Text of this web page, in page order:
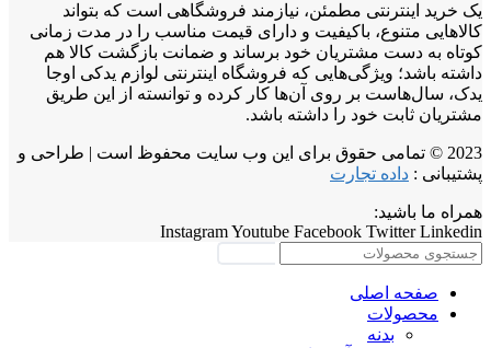
یک خرید اینترنتی مطمئن، نیازمند فروشگاهی است که بتواند
کالاهایی متنوع، باکیفیت و دارای قیمت مناسب را در مدت زمانی
کوتاه به دست مشتریان خود برساند و ضمانت بازگشت کالا هم
داشته باشد؛ ویژگی‌هایی که فروشگاه اینترنتی لوازم یدکی اوجا
یدک، سال‌هاست بر روی آن‌ها کار کرده و توانسته از این طریق
مشتریان ثابت خود را داشته باشد.
2023 © تمامی حقوق برای این وب سایت محفوظ است | طراحی و
پشتیبانی : داده تجارت
همراه ما باشید:
InstagramYoutube Facebook Twitter Linkedin
صفحه اصلی
محصولات
بدنه